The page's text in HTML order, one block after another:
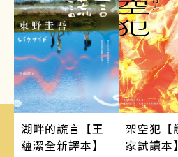
湖畔的謊言【王
蘊潔全新譯本】
架空犯【
家試讀本】